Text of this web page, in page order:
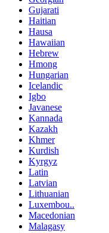
Gujarati
Haitian
Hausa
Hawaiian
Hebrew
Hmong
Hungarian
Icelandic
Igbo
Javanese
Kannada
Kazakh
Khmer
Kurdish
Kyrgyz
Latin
Latvian
Lithuanian
Luxembou..
Macedonian
Malagasy